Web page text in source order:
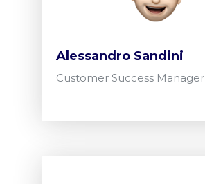
Alessandro Sandini
Customer Success Manager